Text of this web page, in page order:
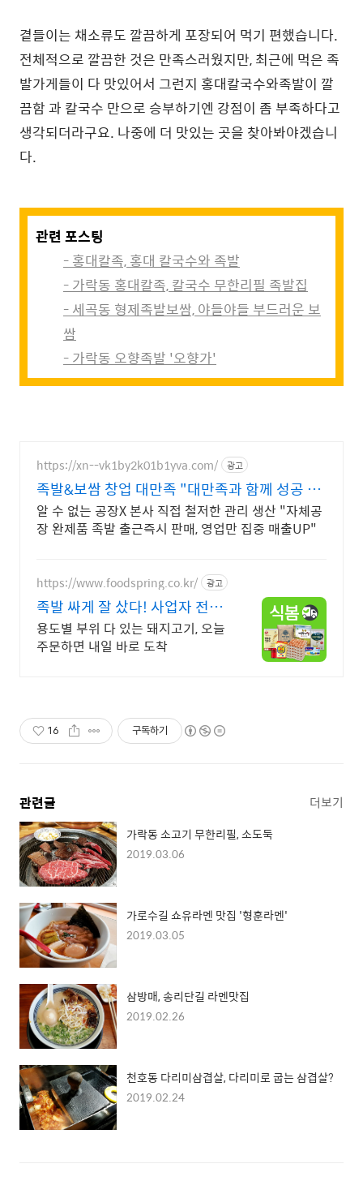
곁들이는 채소류도 깔끔하게 포장되어 먹기 편했습니다.
전체적으로 깔끔한 것은 만족스러웠지만, 최근에 먹은 족
발가게들이 다 맛있어서 그런지 홍대칼국수와족발이 깔
끔함 과 칼국수 만으로 승부하기엔 강점이 좀 부족하다고
생각되더라구요. 나중에 더 맛있는 곳을 찾아봐야겠습니
다.
관련 포스팅
- 홍대칼족, 홍대 칼국수와 족발
- 가락동 홍대칼족, 칼국수 무한리필 족발집
- 세곡동 형제족발보쌈, 야들야들 부드러운 보
쌈
- 가락동 오향족발 '오향가'
https://xn--vk1by2k01b1yva.com/ 광고
족발&보쌈 창업 대만족 "대만족과 함께 성공 창
업"
알 수 없는 공장X 본사 직접 철저한 관리 생산 "자체공
장 완제품 족발 출근즉시 판매, 영업만 집중 매출UP"
https://www.foodspring.co.kr/ 광고
족발 싸게 잘 샀다! 사업자 전용
특가
용도별 부위 다 있는 돼지고기, 오늘
주문하면 내일 바로 도착
16 구독하기
관련글 더보기
가락동 소고기 무한리필, 소도둑
2019.03.06
가로수길 쇼유라멘 맛집 '형훈라멘'
2019.03.05
삼방매, 송리단길 라멘맛집
2019.02.26
천호동 다리미삼겹살, 다리미로 굽는 삼겹살?
2019.02.24